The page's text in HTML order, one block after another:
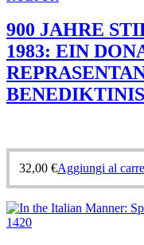
900 JAHRE
1983: EIN
32,00 €Aggiungi al